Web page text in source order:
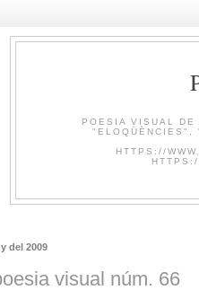
POESIA VISUAL
HTTPS://
del 2009
visual núm. 66